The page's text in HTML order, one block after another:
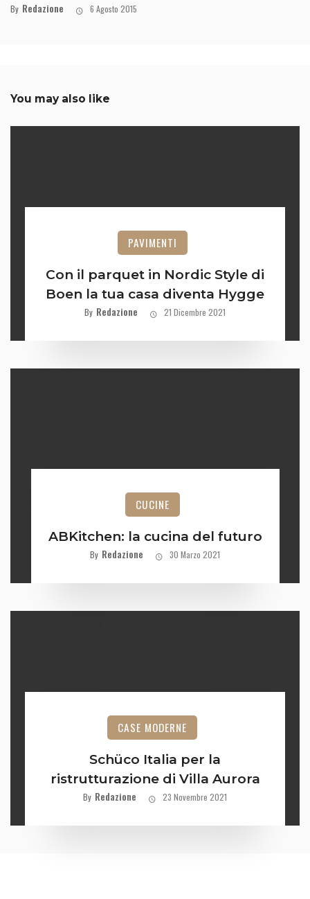
By Redazione 6 Agosto 2015
You may also like
PAVIMENTI
Con il parquet in Nordic Style di
Boen la tua casa diventa Hygge
By Redazione 21 Dicembre 2021
CUCINE
ABKitchen: la cucina del futuro
By Redazione 30 Marzo 2021
CASE MODERNE
Schüco Italia per la
ristrutturazione di Villa Aurora
By Redazione 23 Novembre 2021